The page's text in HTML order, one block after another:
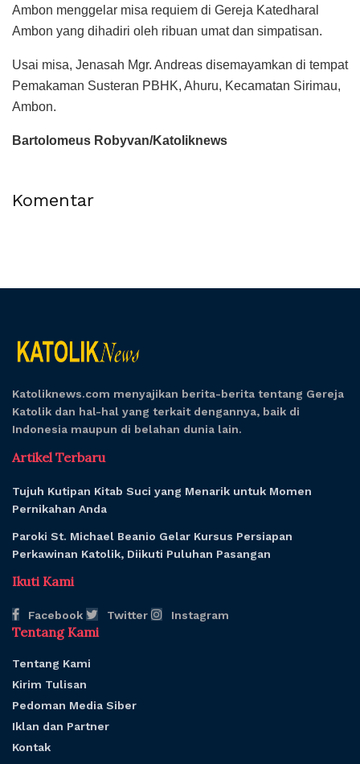
Ambon menggelar misa requiem di Gereja Katedharal
Ambon yang dihadiri oleh ribuan umat dan simpatisan.
Usai misa, Jenasah Mgr. Andreas disemayamkan di tempat
Pemakaman Susteran PBHK, Ahuru, Kecamatan Sirimau,
Ambon.
Bartolomeus Robyvan/Katoliknews
Komentar
Katoliknews.com menyajikan berita-berita tentang Gereja
Katolik dan hal-hal yang terkait dengannya, baik di
Indonesia maupun di belahan dunia lain.
Artikel Terbaru
Tujuh Kutipan Kitab Suci yang Menarik untuk Momen
Pernikahan Anda
Paroki St. Michael Beanio Gelar Kursus Persiapan
Perkawinan Katolik, Diikuti Puluhan Pasangan
Ikuti Kami
Facebook Twitter Instagram
Tentang Kami
Tentang Kami
Kirim Tulisan
Pedoman Media Siber
Iklan dan Partner
Kontak